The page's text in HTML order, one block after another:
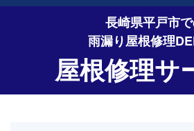
長崎県平戸市
雨漏り屋根修理
屋根修理サ